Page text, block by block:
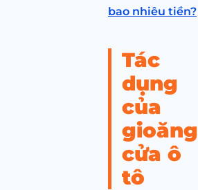
bao nhiêu tiền?
Tác
dụng
của
gioăng
cửa ô
tô